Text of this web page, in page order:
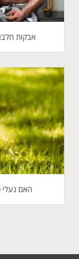
אבקות
האם נעלי